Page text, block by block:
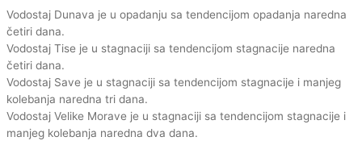
Vodostaj Dunava je u opadanju sa tendencijom opadanja naredna
četiri dana.
Vodostaj Tise je u stagnaciji sa tendencijom stagnacije naredna
četiri dana.
Vodostaj Save je u stagnaciji sa tendencijom stagnacije i manjeg
kolebanja naredna tri dana.
Vodostaj Velike Morave je u stagnaciji sa tendencijom stagnacije i
manjeg kolebanja naredna dva dana.